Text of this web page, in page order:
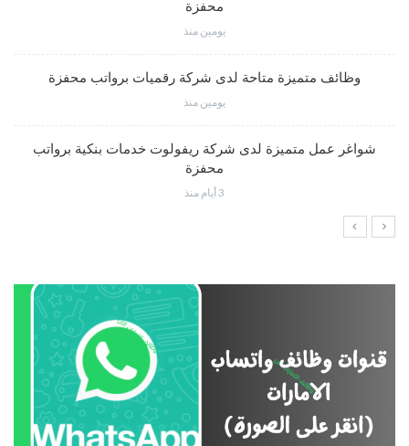
محفزة
يومين منذ
وظائف متميزة متاحة لدى شركة رقميات برواتب محفزة
يومين منذ
شواغر عمل متميزة لدى شركة ريفولوت خدمات بنكية برواتب
محفزة
3 أيام منذ